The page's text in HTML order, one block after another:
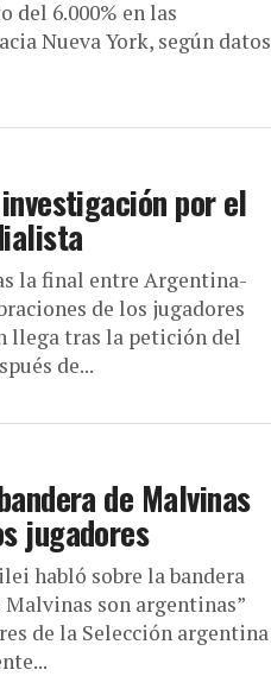
del 6.000% en las
Nueva York, según datos
por el
la final entre Argentina-
de los jugadores
llega tras la petición del
de...
de Malvinas
jugadores
habló sobre la bandera
son argentinas”
de la Selección argentina